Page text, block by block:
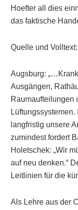
Hoefter all dies
das faktische
Quelle und
Augsburg:
Ausgängen,
Raumaufteilungen
langfristig unsere
zumindest fordert
Holetschek: „Wir
auf neu denken.“
Leitlinien für die
Als Lehre aus der